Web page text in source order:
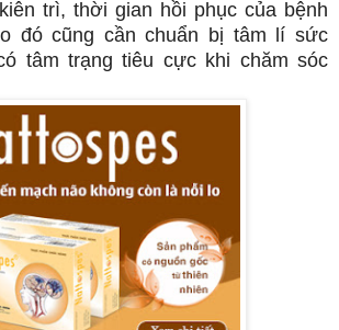
trì, thời gian hồi phục của bệnh
đó cũng cần chuẩn bị tâm lí sức
tâm trạng tiêu cực khi chăm sóc